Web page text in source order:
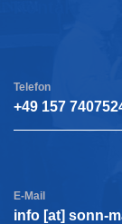
Telefon
+49 157
E-Mail
info [at] sonn-